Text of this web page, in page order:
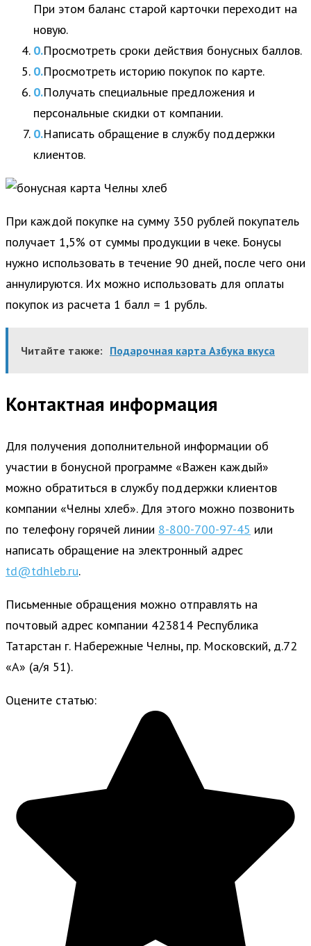
При этом баланс старой карточки переходит на
новую.
Просмотреть сроки действия бонусных баллов.
Просмотреть историю покупок по карте.
Получать специальные предложения и
персональные скидки от компании.
Написать обращение в службу поддержки
клиентов.
При каждой покупке на сумму 350 рублей покупатель
получает 1,5% от суммы продукции в чеке. Бонусы
нужно использовать в течение 90 дней, после чего они
аннулируются. Их можно использовать для оплаты
покупок из расчета 1 балл = 1 рубль.
Читайте также: Подарочная карта Азбука вкуса
Контактная информация
Для получения дополнительной информации об
участии в бонусной программе «Важен каждый»
можно обратиться в службу поддержки клиентов
компании «Челны хлеб». Для этого можно позвонить
по телефону горячей линии 8-800-700-97-45 или
написать обращение на электронный адрес
td@tdhleb.ru.
Письменные обращения можно отправлять на
почтовый адрес компании 423814 Республика
Татарстан г. Набережные Челны, пр. Московский, д.72
«А» (а/я 51).
Оцените статью: